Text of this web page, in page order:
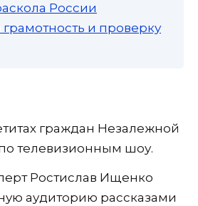
России
грамотность и проверку
граждан Незалежной
телевизионным шоу.
Ростислав Ищенко
аудиторию рассказами